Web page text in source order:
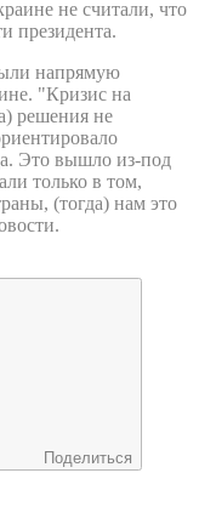
не считали, что
президента.
напрямую
"Кризис на
решения не
Это вышло из-под
только в том,
(тогда) нам это
Поделиться